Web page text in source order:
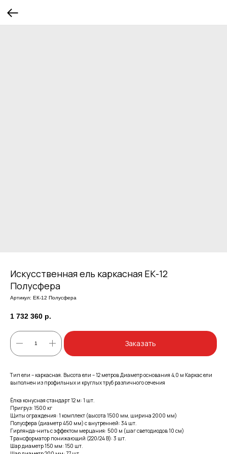
Искусственная ель каркасная ЕК-12
Полусфера
Артикул: ЕК-12 Полусфера
1 732 360 р.
Заказать
Тип ели – каркасная. Высота ели – 12 метров Диаметр основания 4,0 м Каркас ели
выполнен из профильных и круглых труб различного сечения
Ёлка конусная стандарт 12 м: 1 шт.
Пригруз: 1500 кг
Щиты ограждения: 1 комплект (высота 1500 мм, ширина 2000 мм)
Полусфера (диаметр 450 мм) с внутренней: 34 шт.
Гирлянда-нить с эффектом мерцания: 500 м (шаг светодиодов 10 см)
Трансформатор понижающий (220/24 В): 3 шт.
Шар диаметр 150 мм: 150 шт.